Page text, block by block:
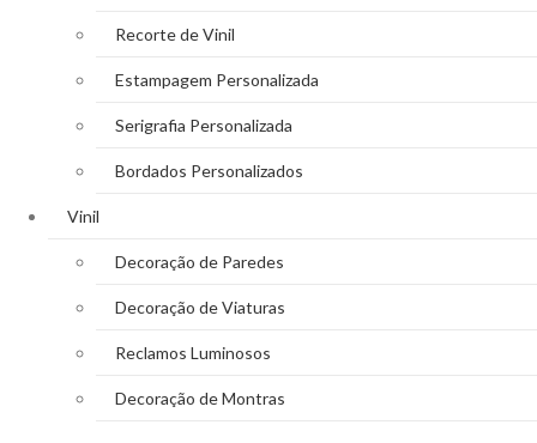
Recorte de Vinil
Estampagem Personalizada
Serigrafia Personalizada
Bordados Personalizados
Vinil
Decoração de Paredes
Decoração de Viaturas
Reclamos Luminosos
Decoração de Montras